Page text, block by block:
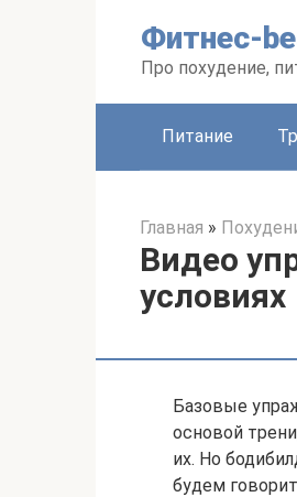
Фитнес-
Про похудение,
Питание
Главная »
Видео
условиях
Базовые
основой
их. Но
будем